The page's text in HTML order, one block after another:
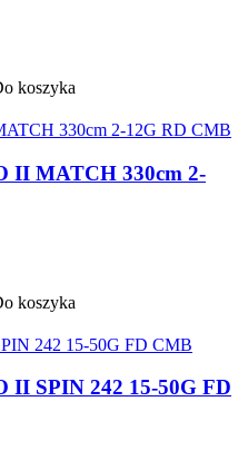
koszyka
II MATCH 330cm 2-
koszyka
SPIN 242 15-50G FD